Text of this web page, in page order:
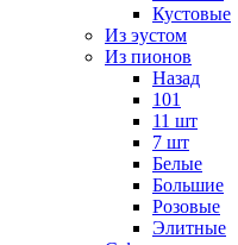
Кустовые
Из эустом
Из пионов
Назад
101
11 шт
7 шт
Белые
Большие
Розовые
Элитные